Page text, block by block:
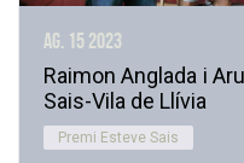
ag. 15 2023
Raimon Anglada i
Sais-Vila de Llívia
Premi Esteve Sais